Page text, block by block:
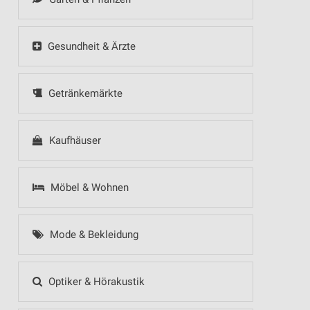
Gesundheit & Ärzte
Getränkemärkte
Kaufhäuser
Möbel & Wohnen
Mode & Bekleidung
Optiker & Hörakustik